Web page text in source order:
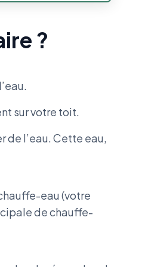
?
sur votre toit.
de l’eau. Cette eau,
eau (votre
de chauffe-